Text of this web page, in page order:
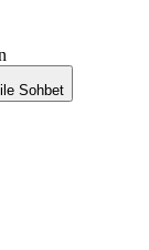
Sohbet